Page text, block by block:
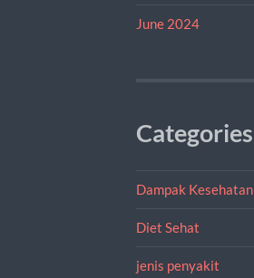
June 2024
Categories
Dampak Kesehatan
Diet Sehat
jenis penyakit